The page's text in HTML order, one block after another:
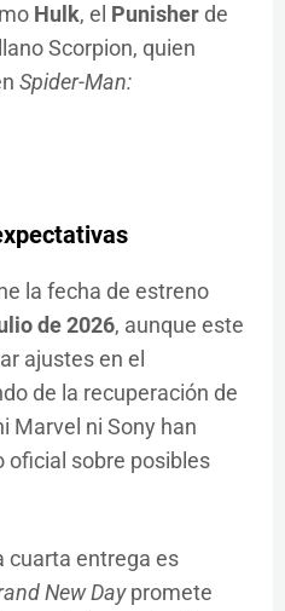
Hulk, el Punisherde
Scorpion, quien
Spider-Man:
la fecha de estreno
de 2026, aunque este
ajustes en el
de la recuperación de
Marvel ni Sony han
oficial sobre posibles
cuarta entrega es
New Daypromete